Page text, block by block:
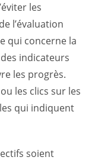
les
l’évaluation
qui concerne la
indicateurs
les progrès.
les clics sur les
qui indiquent
soient